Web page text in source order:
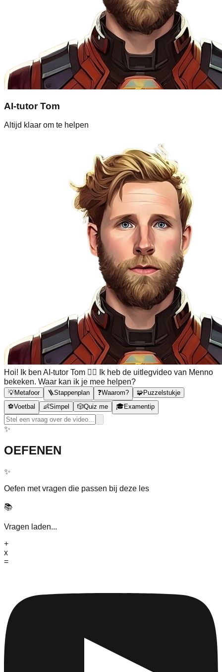
AI-tutor Tom
Altijd klaar om te helpen
Hoi! Ik ben AI-tutor Tom 🙋‍♂️ Ik heb de uitlegvideo van Menno
bekeken. Waar kan ik je mee helpen?
💡Metafoor 🪜Stappenplan ❓Waarom? 🧩Puzzelstukje
⚽Voetbal 👶Simpel 🎲Quiz me 🎓Examentip
✨
OEFENEN
✨
Oefen met vragen die passen bij deze les
📚
Vragen laden...
+
x
=